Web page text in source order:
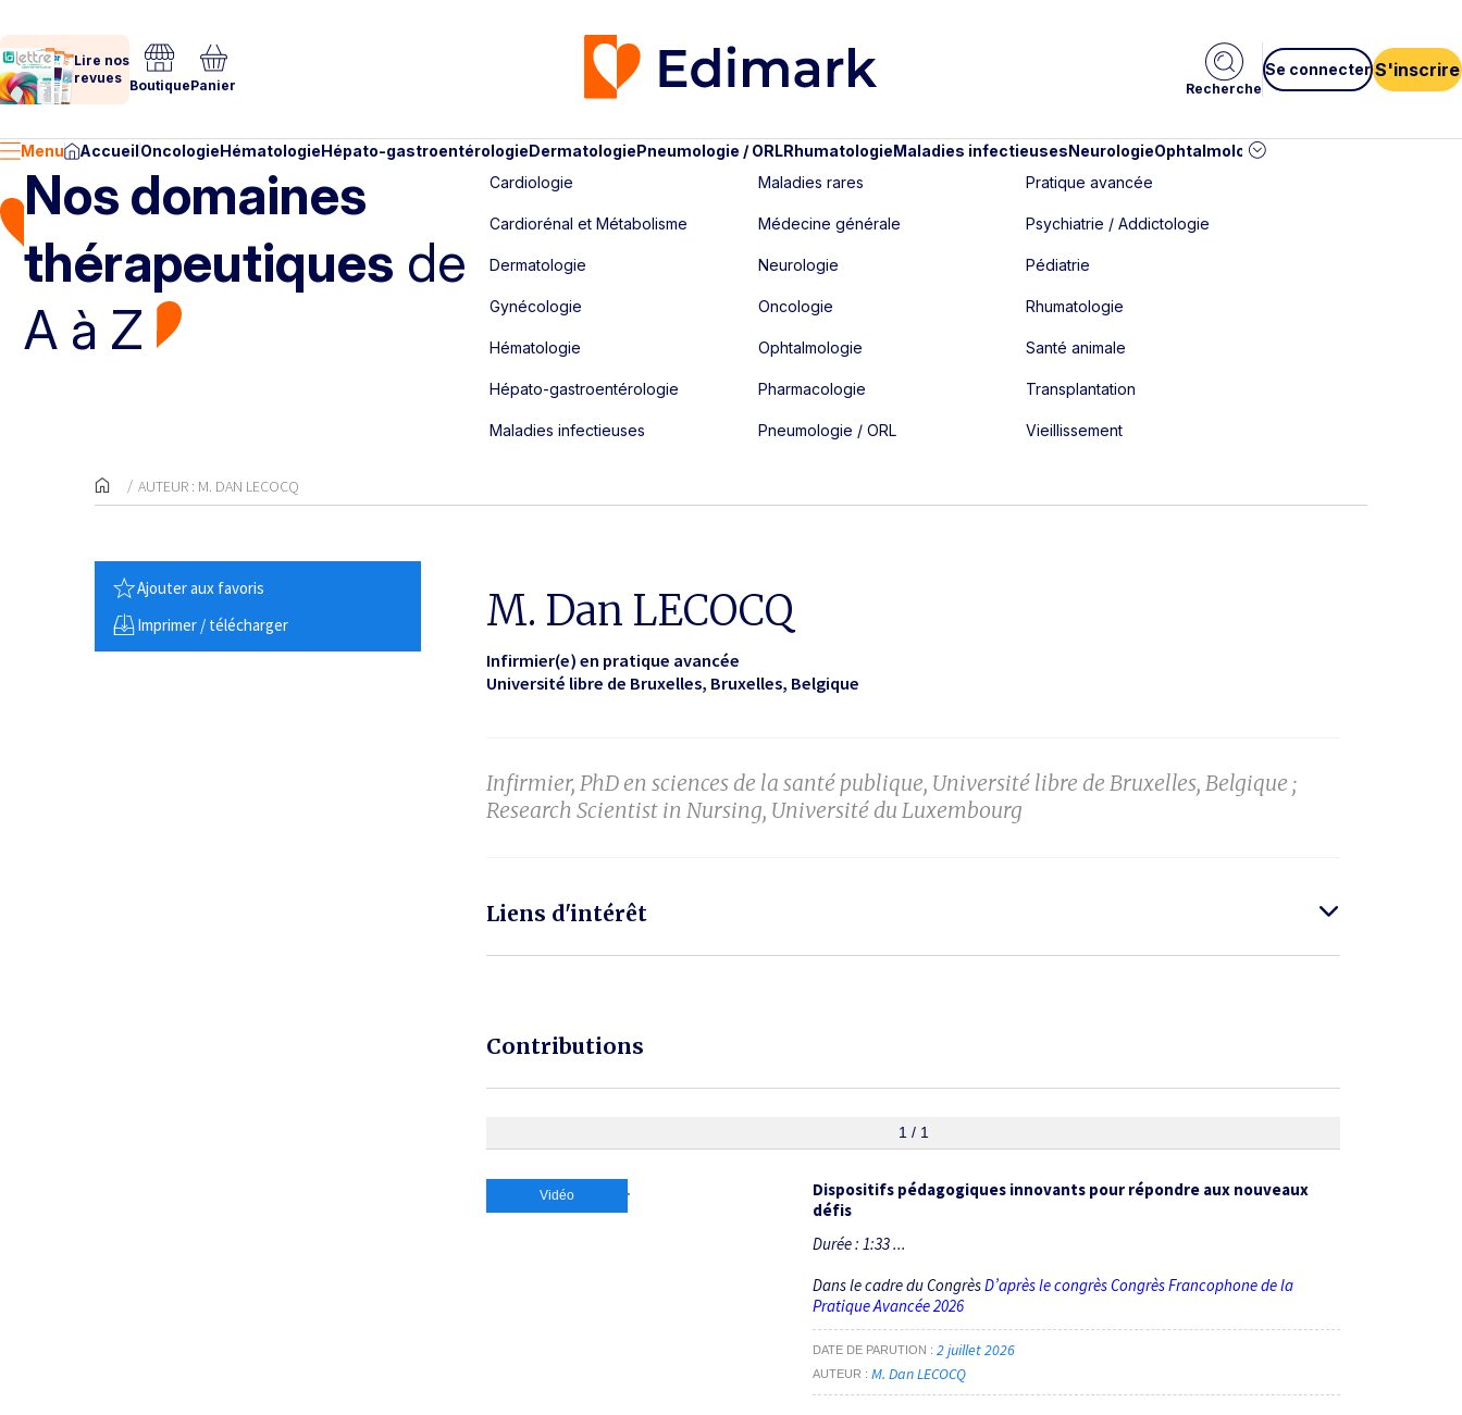
Lire nos
revues BoutiquePanier Recherche
Se connecter S'inscrire
Menu AccueilOncologieHématologieHépato-gastroentérologieDermatologiePneumologie / ORLRhumatologieMaladies infectieusesNeurologieOphtalmologie
Nos domaines
thérapeutiques de
A à Z
Cardiologie
Cardiorénal et Métabolisme
Dermatologie
Gynécologie
Hématologie
Hépato-gastroentérologie
Maladies infectieuses
Maladies rares
Médecine générale
Neurologie
Oncologie
Ophtalmologie
Pharmacologie
Pneumologie / ORL
Pratique avancée
Psychiatrie / Addictologie
Pédiatrie
Rhumatologie
Santé animale
Transplantation
Vieillissement
AUTEUR : M. DAN LECOCQ
Ajouter aux favoris
Imprimer / télécharger
M. Dan LECOCQ
Infirmier(e) en pratique avancée
Université libre de Bruxelles Bruxelles, Belgique
Infirmier, PhD en sciences de la santé publique, Université libre de Bruxelles, Belgique ;
Research Scientist in Nursing, Université du Luxembourg
Liens d'intérêt
Contributions
1 / 1
Vidéo
Dispositifs pédagogiques innovants pour répondre aux nouveaux
défis
Durée : 1:33 ...
Dans le cadre du CongrèsD’après le congrès Congrès Francophone de la
Pratique Avancée 2026
DATE DE PARUTION 2 juillet 2026
AUTEUR M. Dan LECOCQ